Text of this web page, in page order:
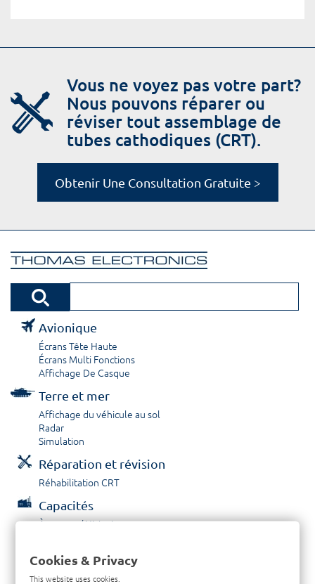
Vous ne voyez pas votre part?
Nous pouvons réparer ou
réviser tout assemblage de
tubes cathodiques (CRT).
Obtenir Une Consultation Gratuite >
Avionique
Écrans Tête Haute
Écrans Multi Fonctions
Affichage De Casque
Terre et mer
Affichage du véhicule au sol
Radar
Simulation
Réparation et révision
Réhabilitation CRT
Capacités
À propos / Historique
Contactez nous
Cookies & Privacy
This website uses cookies.